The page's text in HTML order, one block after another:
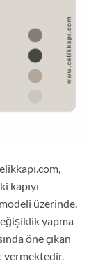
kapıyı
üzerinde,
yapma
öne çıkan
vermektedir.